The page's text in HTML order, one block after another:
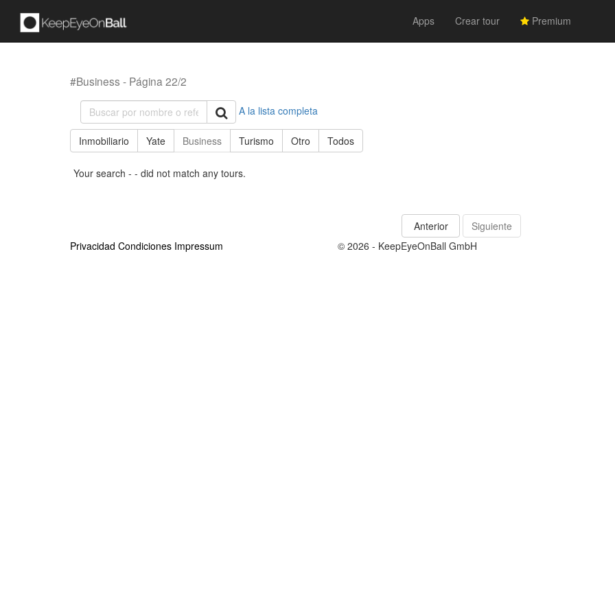
Apps Crear tour Premium
#Business - Página 22/2
A la lista completa
Inmobiliario Yate Business Turismo Otro Todos
Your search - - did not match any tours.
Anterior
Siguiente
Privacidad Condiciones Impressum © 2026 - KeepEyeOnBall GmbH